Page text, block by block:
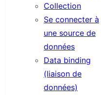
Collection
Se connecter à
une source de
données
Data binding
(liaison de
données)